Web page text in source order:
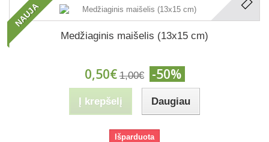
NAUJA
Medžiaginis maišelis (13x15 cm)
0,50€ 1,00€ -50%
Į krepšelį Daugiau
Išparduota